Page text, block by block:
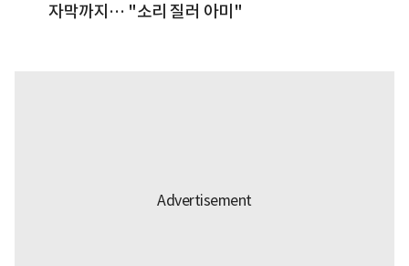
자막까지… "소리 질러 아미"